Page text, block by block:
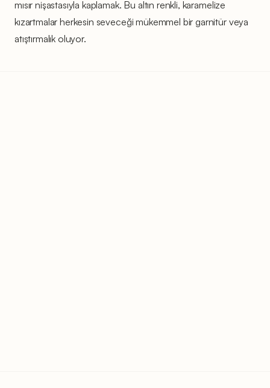
mısır nişastasıyla kaplamak. Bu altın renkli, karamelize
kızartmalar herkesin seveceği mükemmel bir garnitür veya
atıştırmalık oluyor.